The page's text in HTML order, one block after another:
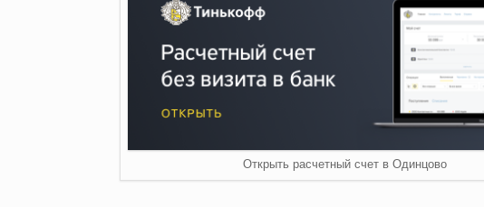
Открыть расчетный счет в Одинцово